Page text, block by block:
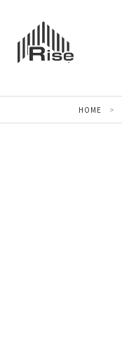
HOME >